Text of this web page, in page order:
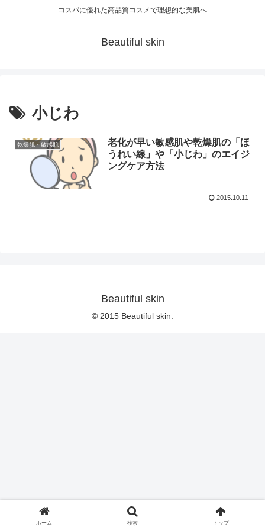
コスパに優れた高品質コスメで理想的な美肌へ
Beautiful skin
小じわ
乾燥肌・敏感肌
老化が早い敏感肌や乾燥肌の「ほ
うれい線」や「小じわ」のエイジ
ングケア方法
2015.10.11
Beautiful skin
© 2015 Beautiful skin.
ホーム 検索 トップ